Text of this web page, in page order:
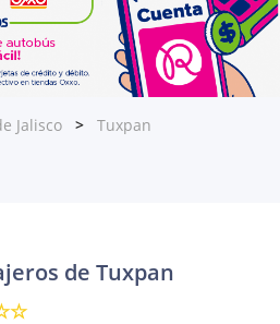
Jalisco Tuxpan
de Tuxpan